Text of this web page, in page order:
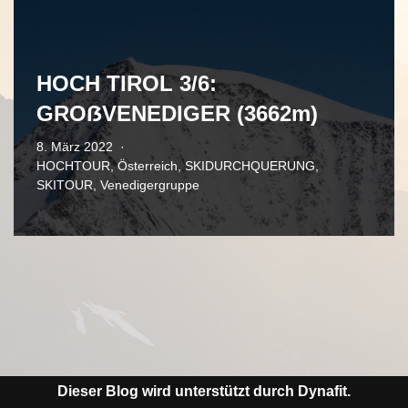
HOCH TIROL 3/6:
GROẞVENEDIGER (3662m)
8. März 2022
HOCHTOUR,Österreich,SKIDURCHQUERUNG,
SKITOUR, Venedigergruppe
Dieser Blog wird unterstützt durch Dynafit.